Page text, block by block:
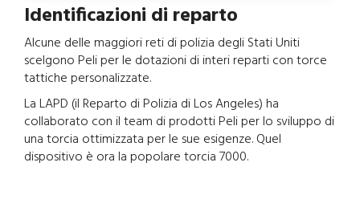
Identificazioni di reparto
Alcune delle maggiori reti di polizia degli Stati Uniti
scelgono Peli per le dotazioni di interi reparti con torce
tattiche personalizzate.
La LAPD (il Reparto di Polizia di Los Angeles) ha
collaborato con il team di prodotti Peli per lo sviluppo di
una torcia ottimizzata per le sue esigenze. Quel
dispositivo è ora la popolare torcia 7000.